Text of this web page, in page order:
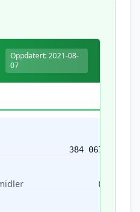
Oppdatert: 2021-08-
07
384 067
0